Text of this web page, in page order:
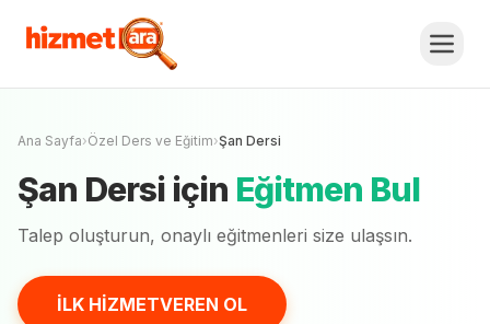
Fiyat Teklifi Al, Karşılaştır.
Henüz onaylıeğitmenyok
Ana Sayfa›Özel Ders ve Eğitim›Şan Dersi
Şan Dersi için Eğitmen Bul
Talep oluşturun, onaylı eğitmenleri size ulaşsın.
İLK HİZMETVEREN OL